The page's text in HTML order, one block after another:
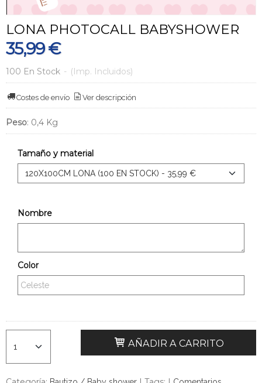
LONA PHOTOCALL BABYSHOWER
35,99 €
100 En Stock - (Imp. Incluidos)
Costes de envío Ver descripción
Peso: 0,4 Kg
Tamaño y material
Nombre
Color
AÑADIR A CARRITO